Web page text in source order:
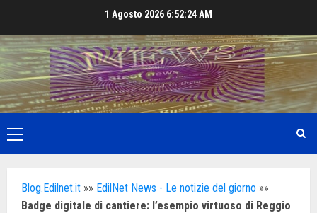
content
1 Agosto 2026 6:52:26 AM
Primary
Menu
Blog.Edilnet.it »» EdilNet News - Le notizie del giorno »»
Badge digitale di cantiere: l’esempio virtuoso di Reggio